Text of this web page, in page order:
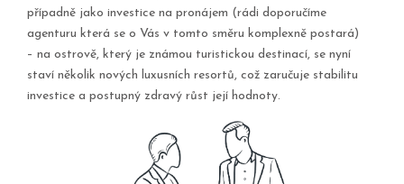
případně jako investice na pronájem (rádi doporučíme
agenturu která se o Vás v tomto směru komplexně postará)
– na ostrově, který je známou turistickou destinací, se nyní
staví několik nových luxusních resortů, což zaručuje stabilitu
investice a postupný zdravý růst její hodnoty.